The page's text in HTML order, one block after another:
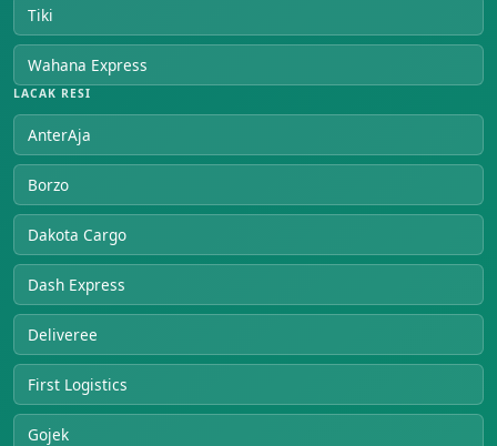
Tiki
Wahana Express
LACAK RESI
AnterAja
Borzo
Dakota Cargo
Dash Express
Deliveree
First Logistics
Gojek